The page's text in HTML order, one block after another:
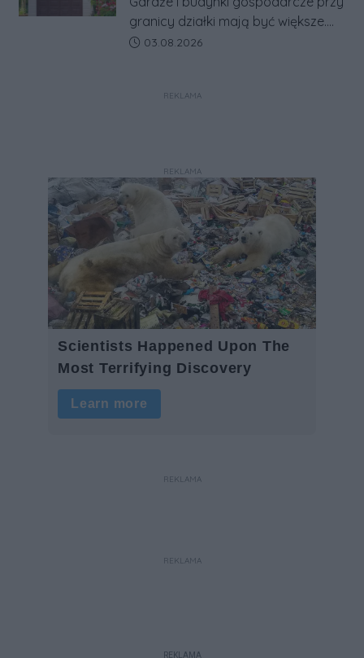
granicy działki mają być większe.
Projekt zaostrza też zasady
Data dodania artykułu:
03.08.2026
REKLAMA
REKLAMA
REKLAMA
REKLAMA
REKLAMA